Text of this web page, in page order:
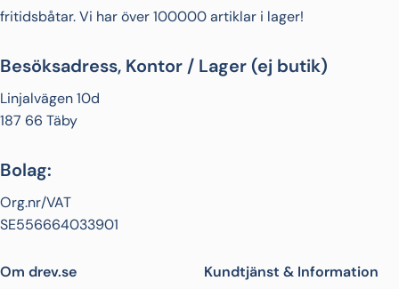
fritidsbåtar. Vi har över 100000 artiklar i lager!
Besöksadress, Kontor / Lager (ej butik)
Linjalvägen 10d
187 66 Täby
Bolag:
Org.nr/VAT
SE556664033901
Om drev.se Kundtjänst & Information